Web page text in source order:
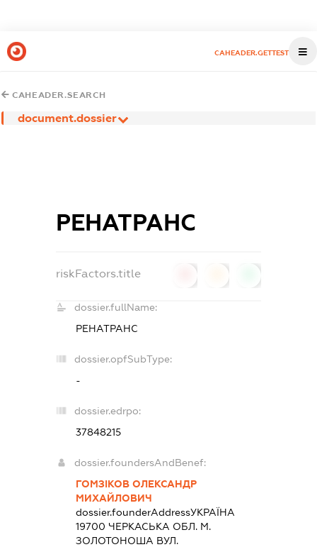
CAHEADER.GETTEST
CAHEADER.SEARCH
document.dossier
РЕНАТРАНС
riskFactors.title
dossier.fullName:
РЕНАТРАНС
dossier.opfSubType:
-
dossier.edrpo:
37848215
dossier.foundersAndBenef:
ГОМЗІКОВ ОЛЕКСАНДР
МИХАЙЛОВИЧ
dossier.founderAddressУКРАЇНА
19700 ЧЕРКАСЬКА ОБЛ. М.
ЗОЛОТОНОША ВУЛ.